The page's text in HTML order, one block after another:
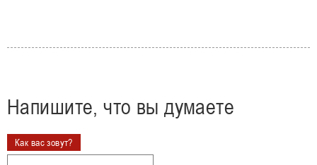
Напишите, что вы думаете
Как вас зовут?